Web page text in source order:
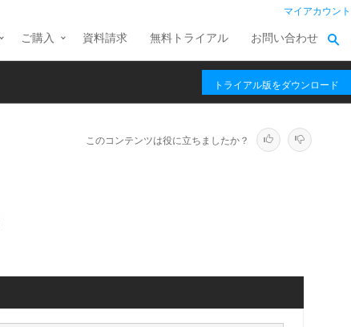
マイアカウント
ご購入 資料請求 無料トライアル お問い合わせ
トライアル版をダウンロード
このコンテンツは役に立ちましたか？